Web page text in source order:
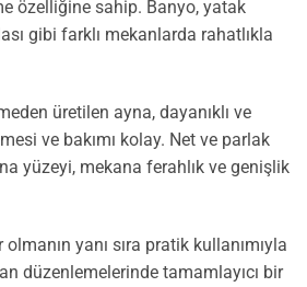
özelliğine sahip. Banyo, yatak
gibi farklı mekanlarda rahatlıkla
üretilen ayna, dayanıklı ve
ve bakımı kolay. Net ve parlak
yüzeyi, mekana ferahlık ve genişlik
yanı sıra pratik kullanımıyla
düzenlemelerinde tamamlayıcı bir